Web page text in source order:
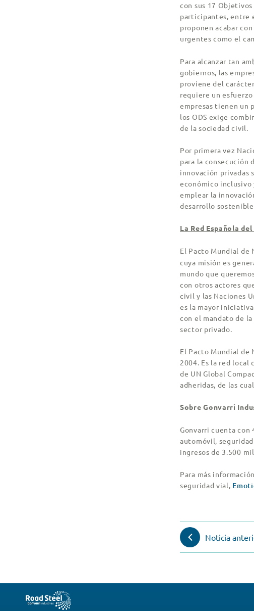
con sus 17
participantes, entre
proponen acabar
urgentes como el
Para alcanzar tan
gobiernos, las
proviene del
requiere un
empresas tienen un
los ODS exige
de la sociedad civil.
Por primera vez
para la consecución
innovación privadas
económico inclusivo
emplear la
desarrollo
La Red Española
El Pacto Mundial de
cuya misión es
mundo que
con otros actores
civil y las Naciones
es la mayor
con el mandato de
sector privado.
El Pacto Mundial de
2004. Es la red local
de UN Global
adheridas, de las
Sobre Gonvarri
Gonvarri cuenta con
automóvil,
ingresos de 3.500
Para más
seguridad vial,
Noticia